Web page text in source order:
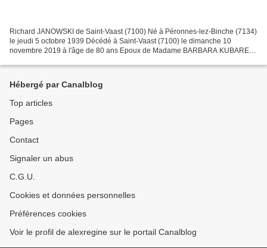
Richard JANOWSKI de Saint-Vaast (7100) Né à Péronnes-lez-Binche (7134)
le jeudi 5 octobre 1939 Décédé à Saint-Vaast (7100) le dimanche 10
novembre 2019 à l'âge de 80 ans Epoux de Madame BARBARA KUBAREK
Hébergé par Canalblog
Top articles
Pages
Contact
Signaler un abus
C.G.U.
Cookies et données personnelles
Préférences cookies
Voir le profil de alexregine sur le portail Canalblog